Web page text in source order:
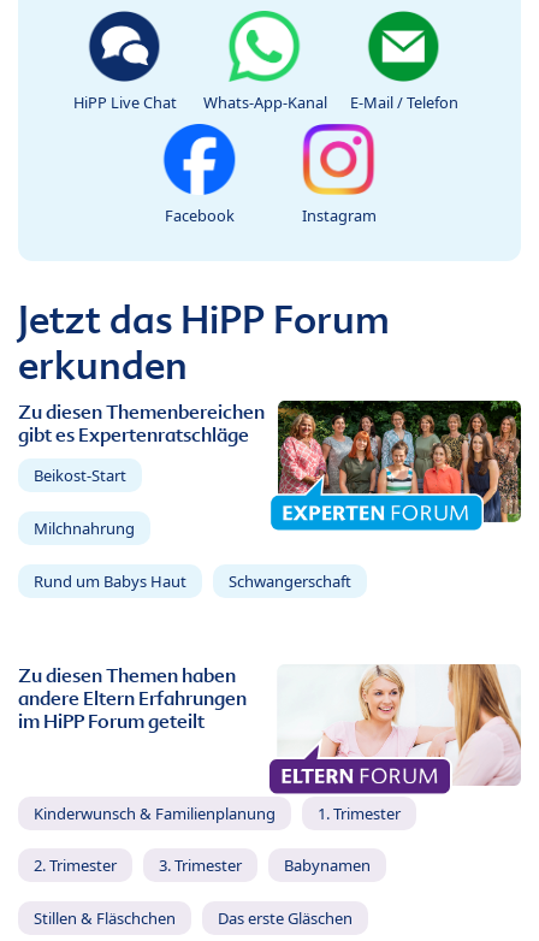
HiPP Live Chat Whats-App-Kanal E-Mail / Telefon
Facebook Instagram
Jetzt das HiPP Forum
erkunden
Zu diesen Themenbereichen
gibt es Expertenratschläge
Beikost-Start
Milchnahrung
Rund um Babys Haut Schwangerschaft
Zu diesen Themen haben
andere Eltern Erfahrungen
im HiPP Forum geteilt
Kinderwunsch & Familienplanung 1. Trimester
2. Trimester 3. Trimester Babynamen
Stillen & Fläschchen Das erste Gläschen